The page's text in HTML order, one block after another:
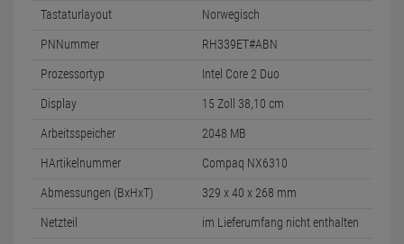
Tastaturlayout Norwegisch
PNNummer RH339ET#ABN
Prozessortyp Intel Core 2 Duo
Display 15 Zoll 38,10 cm
Arbeitsspeicher 2048 MB
HArtikelnummer Compaq NX6310
Abmessungen (BxHxT) 329 x 40 x 268 mm
Netzteil im Lieferumfang nicht enthalten